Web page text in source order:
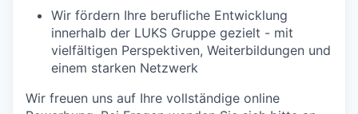
Wir fördern Ihre berufliche Entwicklung
innerhalb der LUKS Gruppe gezielt - mit
vielfältigen Perspektiven, Weiterbildungen und
einem starken Netzwerk
Wir freuen uns auf Ihre vollständige online